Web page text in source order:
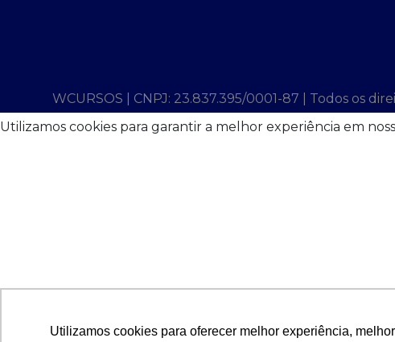
Utilizamos cookies para oferecer melhor experiência,
WCURSOS | CNPJ: 23.837.395/0001-87 | Todos os
Utilizamos cookies para garantir a melhor experiência em